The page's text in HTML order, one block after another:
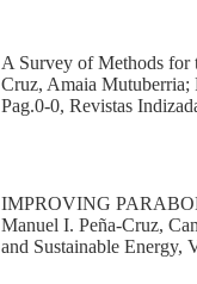
A Survey of Methods for
Cruz, Amaia Mutuberria;
Pag.0-0, Revistas
IMPROVING
Manuel I. Peña-Cruz,
and Sustainable Energy,